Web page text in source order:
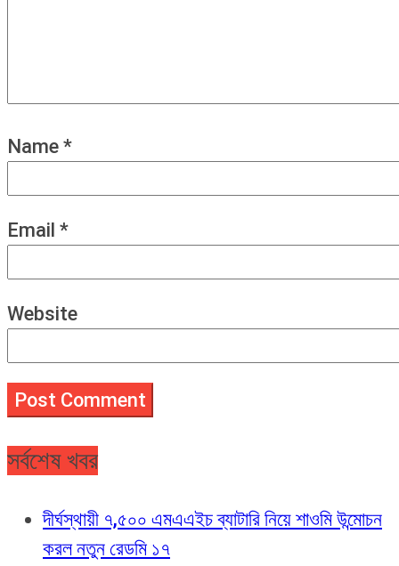
Name *
Email *
Website
সর্বশেষ খবর
দীর্ঘস্থায়ী ৭,৫০০ এমএএইচ ব্যাটারি নিয়ে শাওমি উন্মোচন
করল নতুন রেডমি ১৭